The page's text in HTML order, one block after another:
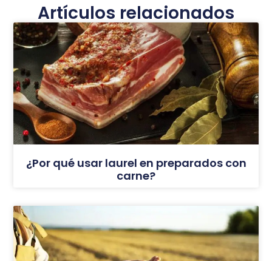
Artículos relacionados
¿Por qué usar laurel en preparados con
carne?